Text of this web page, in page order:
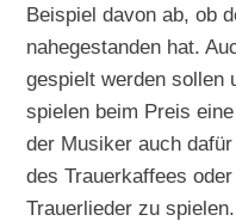
Beispiel davon ab, ob
nahegestanden hat.
gespielt werden sollen
spielen beim Preis
der Musiker auch
des Trauerkaffees
Trauerlieder zu spielen.